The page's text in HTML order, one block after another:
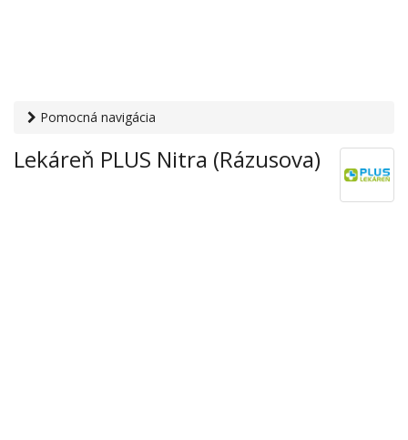
Pomocná navigácia
Nitra (Rázusova)
Lekáreň PLUS Nitra (Rázusova)